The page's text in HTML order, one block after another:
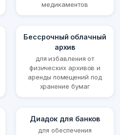
медикаментов
Бессрочный облачный
архив
для избавления от
физических архивов и
аренды помещений под
хранение бумаг
Диадок для банков
для обеспечения